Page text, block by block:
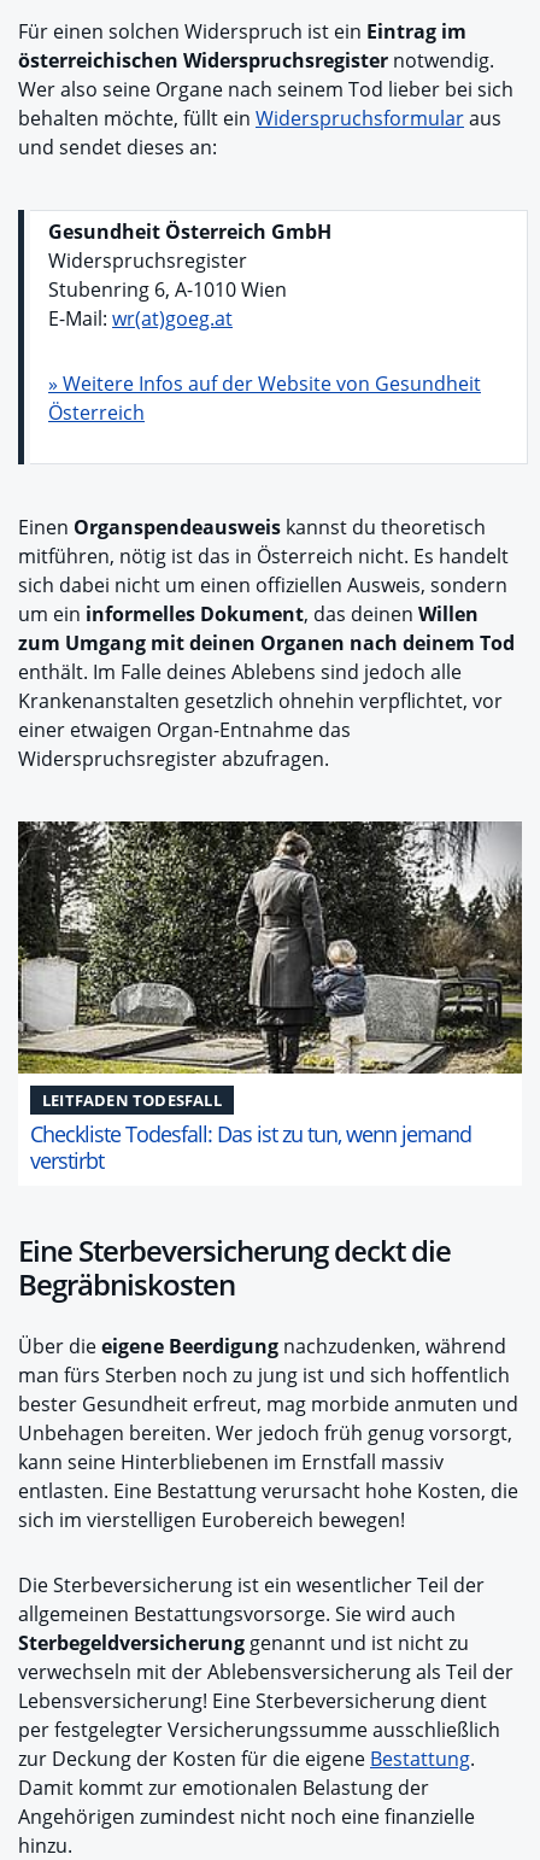
Für einen solchen Widerspruch ist ein Eintrag im
österreichischen Widerspruchsregister notwendig.
Wer also seine Organe nach seinem Tod lieber bei sich
behalten möchte, füllt ein Widerspruchsformularaus
und sendet dieses an:
Gesundheit Österreich GmbH
Widerspruchsregister
Stubenring 6, A-1010 Wien
E-Mail: wr(at)goeg.at
» Weitere Infos auf der Website von Gesundheit
Österreich
Einen Organspendeausweis kannst du theoretisch
mitführen, nötig ist das in Österreich nicht. Es handelt
sich dabei nicht um einen offiziellen Ausweis, sondern
um ein informelles Dokument, das deinen Willen
zum Umgang mit deinen Organen nach deinem Tod
enthält. Im Falle deines Ablebens sind jedoch alle
Krankenanstalten gesetzlich ohnehin verpflichtet, vor
einer etwaigen Organ-Entnahme das
Widerspruchsregister abzufragen.
LEITFADEN TODESFALL
Checkliste Todesfall: Das ist zu tun, wenn jemand
verstirbt
Eine Sterbeversicherung deckt die
Begräbniskosten
Über dieeigene Beerdigung nachzudenken, während
man fürs Sterben noch zu jung ist und sich hoffentlich
bester Gesundheit erfreut, mag morbide anmuten und
Unbehagen bereiten. Wer jedoch früh genug vorsorgt,
kann seine Hinterbliebenen im Ernstfall massiv
entlasten. Eine Bestattung verursacht hohe Kosten, die
sich im vierstelligen Eurobereich bewegen!
Die Sterbeversicherung ist ein wesentlicher Teil der
allgemeinen Bestattungsvorsorge. Sie wird auch
Sterbegeldversicherung genannt und ist nicht zu
verwechseln mit der Ablebensversicherung als Teil der
Lebensversicherung! Eine Sterbeversicherung dient
per festgelegter Versicherungssumme ausschließlich
zur Deckung der Kosten für die eigene Bestattung.
Damit kommt zur emotionalen Belastung der
Angehörigen zumindest nicht noch eine finanzielle
hinzu.